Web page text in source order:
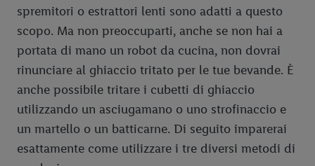
spremitori o estrattori lenti sono adatti a questo
scopo. Ma non preoccuparti, anche se non hai a
portata di mano un robot da cucina, non dovrai
rinunciare al ghiaccio tritato per le tue bevande. È
anche possibile tritare i cubetti di ghiaccio
utilizzando un asciugamano o uno strofinaccio e
un martello o un batticarne. Di seguito imparerai
esattamente come utilizzare i tre diversi metodi di